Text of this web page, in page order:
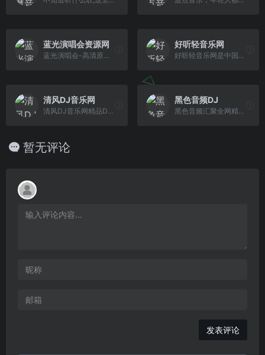
蓝光演唱会资源网
蓝光演唱会-高清原盘演唱会下载网站，专注iso和bdmv格式的蓝光Blu-ray Disc音乐会下载，本站有香港、大陆、台湾、日本、欧美演唱会。
好听轻音乐网
好听轻音乐网是中国最好的轻音乐交流平台,专注于分享好听的轻音乐、纯音乐、经典钢琴曲、中国轻音乐、新世纪音乐、背景音乐，是专业的轻音乐在线试听、MP3下 载网站。
清风DJ音乐网
清风DJ音乐网精品DJ舞曲汇聚,每天更新快人一步,专业DJ团队精心制作好听的串烧,打造车载DJ舞曲,为DJ工作者收录国外DJ舞曲,提供高音质在线试听及MP3下载,全方位满足DJ工作者及音乐爱好者的需求。
黑色音频DJ
黑色音频汇聚全网精品DJ舞曲,DJ串烧,DJ现场,DJ慢摇,电音,3D环绕.更新速度快,种类全,音质好.优秀的DJ团队引领DJ潮流,享受高品质DJ听觉盛宴一切尽在黑色音频DJ
暂无评论
发表评论